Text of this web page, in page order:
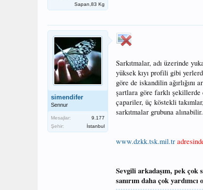
Sapan,83 Kg
simendifer
Sennur
Mesajlar:
9.177
Şehir:
İstanbul
Sarkıtmalar, adı üzerinde
yüksek kıyı profili gibi
göre de iskandilin
şartlara göre farklı şekillerde
çapariler, üç köstekli
sarkıtmalar grubuna alınabilir.
www.dzkk.tsk.mil.tr
Sevgili arkadaşım, pek
sanırım daha çok